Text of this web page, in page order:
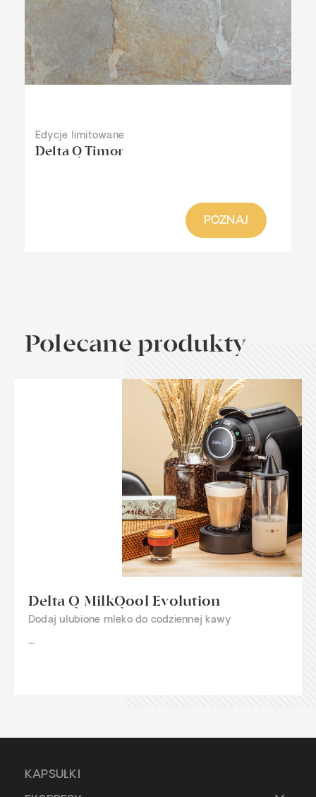
Edycje limitowane
Delta Q Timor
POZNAJ
Polecane produkty
Delta Q MilkQool Evolution
Dodaj ulubione mleko do codziennej kawy
...
KAPSUŁKI